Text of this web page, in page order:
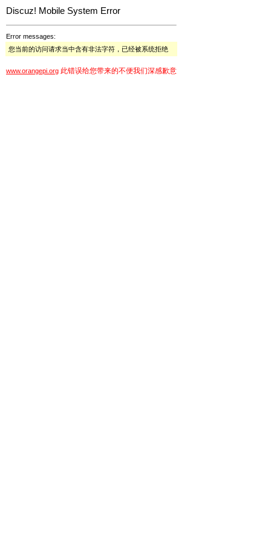
Discuz! Mobile System Error
Error messages:
您当前的访问请求当中含有非法字符，已经被系统拒绝
www.orangepi.org 此错误给您带来的不便我们深感歉意